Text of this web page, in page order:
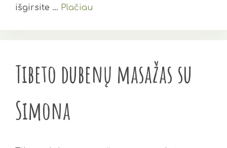
išgirsite … Plačiau
Tibeto dubenų masažas su
Simona